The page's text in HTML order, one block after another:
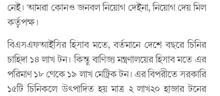
নেই। আমরা কোনও জনবল নিয়োগ দেইনা, নিয়োগ দেয় মিল
কর্তৃপক্ষ।
বিএসএফআইসির হিসাব মতে, বর্তমানে দেশে বছরে চিনির
চাহিদা ১৪ লাখ টন। কিন্তু বাণিজ্য মন্ত্রণালয়ের হিসাব মতে এর
পরিমাণ ১৮ থেকে ১৯ লাখ মেট্রিক টন। এর বিপরীতে সরকারি
১৫টি চিনিকলে উৎপাদিত হয় মাত্র ২ লাখ২০ হাজার টনের